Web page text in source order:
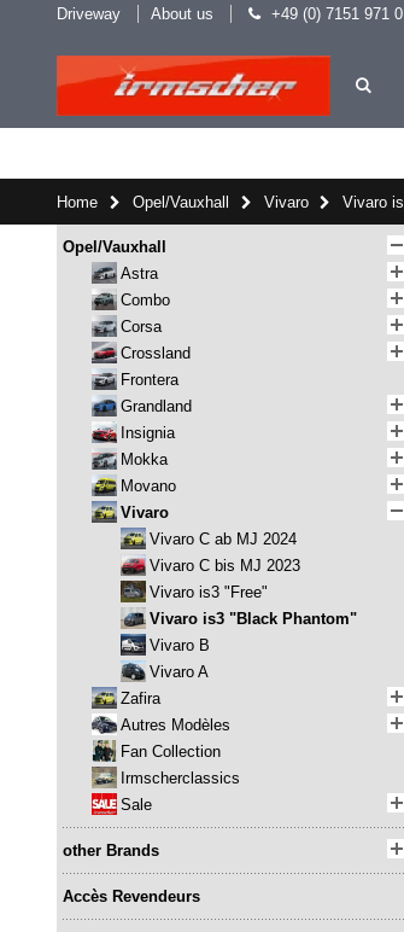
Driveway About us +49 (0) 7151 971 0
Home Opel/Vauxhall Vivaro Vivaro
Opel/Vauxhall
Astra
Combo
Corsa
Crossland
Frontera
Grandland
Insignia
Mokka
Movano
Vivaro
Vivaro C ab MJ 2024
Vivaro C bis MJ 2023
Vivaro is3 "Free"
Vivaro is3 "Black Phantom"
Vivaro B
Vivaro A
Zafira
Autres Modèles
Fan Collection
Irmscherclassics
Sale
other Brands
Accès Revendeurs